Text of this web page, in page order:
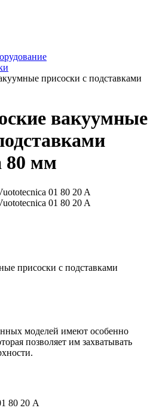
присоски с подставками
вакуумные
80 мм
присоски с подставками
моделей имеют особенно
позволяет им захватывать